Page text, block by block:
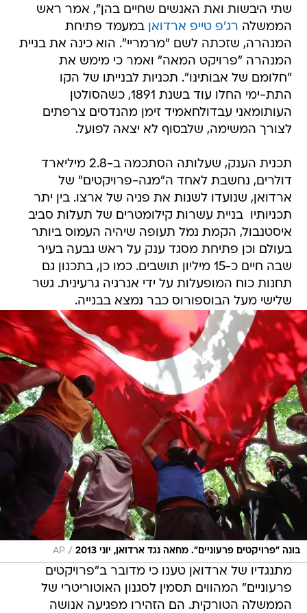
שתי היבשות ואת האנשים שחיים בהן", אמר ראש
הממשלה רג'פ טייפ ארדואן במעמד פתיחת
המנהרה, שזכתה לשם "מרמריי". הוא כינה את בניית
המנהרה "פרויקט המאה" ואמר כי מימש את
"חלומם של אבותינו". תכניות לבנייתו של הקו
התת-ימי החלו עוד בשנת 1891, כשהסולטן
העותומאני עבדולחאמיד זימן מהנדסים צרפתים
לצורך המשימה, שלבסוף לא יצאה לפועל.
תכנית הענק, שעלותה הסתכמה ב-2.8 מיליארד
דולרים, נחשבת לאחד ה"מגה-פרויקטים" של
ארדואן, שנועדו לשנות את פניה של ארצו. בין יתר
תכניותיו  בניית עשרות קילומטרים של תעלות סביב
איסטנבול, הקמת נמל תעופה שיהיה העמוס ביותר
בעולם וכן פתיחת מסגד ענק על ראש גבעה בעיר
שבה חיים כ-15 מיליון תושבים. כמו כן, בתכנון גם
תחנות כוח המופעלות על ידי אנרגיה גרעינית. גשר
שלישי מעל הבוספורוס כבר נמצא בבנייה.
בונה "פרויקטים פרעוניים". מחאה נגד ארדואן, יוני 2013 /
AP
מתנגדיו של ארדואן טענו כי מדובר ב"פרויקטים
פרעוניים" המהווים תסמין לסגנון האוטוריטרי של
הממשלה הטורקית. הם הזהירו מפגיעה אנושה